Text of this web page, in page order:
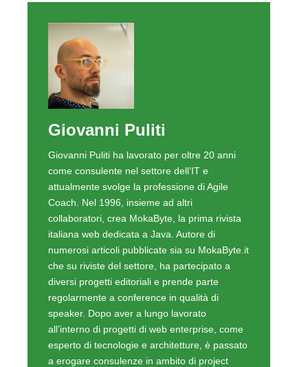
Giovanni Puliti
Giovanni Puliti ha lavorato per oltre 20 anni
come consulente nel settore dell’IT e
attualmente svolge la professione di Agile
Coach. Nel 1996, insieme ad altri
collaboratori, crea MokaByte, la prima rivista
italiana web dedicata a Java. Autore di
numerosi articoli pubblicate sia su MokaByte.it
che su riviste del settore, ha partecipato a
diversi progetti editoriali e prende parte
regolarmente a conference in qualità di
speaker. Dopo aver a lungo lavorato
all’interno di progetti di web enterprise, come
esperto di tecnologie e architetture, è passato
a erogare consulenze in ambito di project